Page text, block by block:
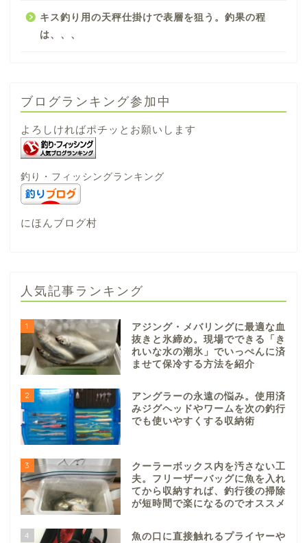
キス釣り用の天秤仕掛けで表層を狙う。釣果の程
は、、、
ブログランキング参加中
よろしければポチッとお願いします
釣り・フィッシングランキング
にほんブログ村
人気記事ランキング
1
アジング・メバリングに最適な血
抜きと氷締め。現場でできる「き
れいな水の潮氷」でいっぺんに済
ませて保冷する方法を紹介
2
アングラーの永遠の悩み。使用済
みジグヘッドやワームを次の釣行
でも使いやすくする収納術
3
クーラーボックス内を汚さない工
夫。フリーザーバッグに魚を入れ
てから収納すれば、釣行後の掃除
が短時間で楽になるのでオススメ
4
魚の口に直接触れるプライヤーや